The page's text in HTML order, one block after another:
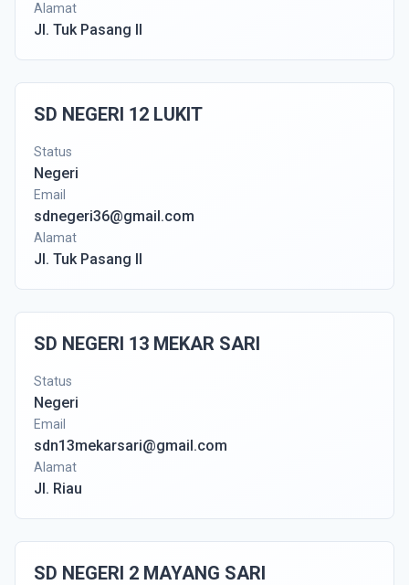
Alamat
Jl. Tuk Pasang II
SD NEGERI 12 LUKIT
Status
Negeri
Email
sdnegeri36@gmail.com
Alamat
Jl. Tuk Pasang II
SD NEGERI 13 MEKAR SARI
Status
Negeri
Email
sdn13mekarsari@gmail.com
Alamat
Jl. Riau
SD NEGERI 2 MAYANG SARI